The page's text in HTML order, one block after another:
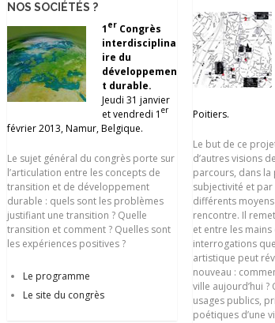
NOS SOCIÉTÉS ?
1 er Congrès
interdisciplina
ire du
développemen
t durable.
Jeudi 31 janvier
et vendredi 1 er
février 2013, Namur, Belgique.
Le sujet général du congrès porte sur
l’articulation entre les concepts de
transition et de développement
durable : quels sont les problèmes
justifiant une transition ? Quelle
transition et comment ? Quelles sont
les expériences positives ?
Le programme
Le site du congrès
Poitiers.
Le but de ce
d’autres visions
parcours, dans la
subjectivité et
différents
rencontre. Il
et entre les
interrogations
artistique peut
nouveau :
ville aujourd’hui ?
usages publics,
poétiques d’une